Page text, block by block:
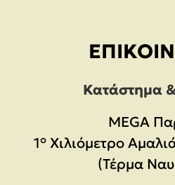
Κατάστημα
MEGA
1° Χιλιόμετρο
(Τέρμα